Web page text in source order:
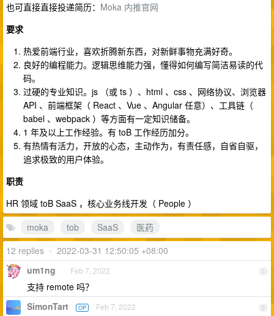
也可直接直接投递简历： Moka 内推官网
要求
热爱前端行业，喜欢折腾新东西，对新鲜事物充满好奇。
良好的编程能力。逻辑思维能力强，懂得如何编写简洁易读的代
码。
过硬的专业知识。js （或 ts ）、html 、css 、网络协议、浏览器
API 、前端框架（ React 、Vue 、Angular 任意）、工具链（
babel 、webpack ）等方面有一定知识储备。
1 年及以上工作经验。有 toB 工作经历加分。
有热情有活力，开放的心态，主动作为，有责任感，自省自驱，
追求极致的用户体验。
职责
HR 领域 toB SaaS ，核心业务线开发（ People ）
moka
tob SaaS
医药
12 replies • 2022-03-31 12:50:05 +08:00
1
um1ng Feb 7, 2022
支持 remote 吗？
2
SimonTart OP Feb 7, 2022